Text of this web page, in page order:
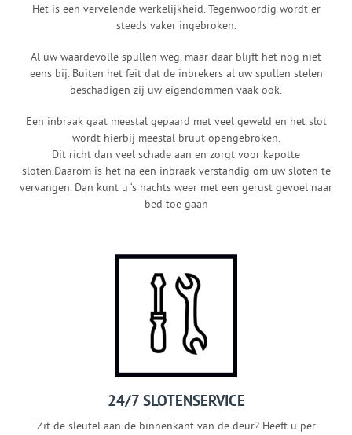
Het is een vervelende werkelijkheid. Tegenwoordig wordt er
steeds vaker ingebroken.
Al uw waardevolle spullen weg, maar daar blijft het nog niet
eens bij. Buiten het feit dat de inbrekers al uw spullen stelen
beschadigen zij uw eigendommen vaak ook.
Een inbraak gaat meestal gepaard met veel geweld en het slot
wordt hierbij meestal bruut opengebroken.
Dit richt dan veel schade aan en zorgt voor kapotte
sloten.Daarom is het na een inbraak verstandig om uw sloten te
vervangen. Dan kunt u ‘s nachts weer met een gerust gevoel naar
bed toe gaan
24/7 SLOTENSERVICE
Zit de sleutel aan de binnenkant van de deur? Heeft u per